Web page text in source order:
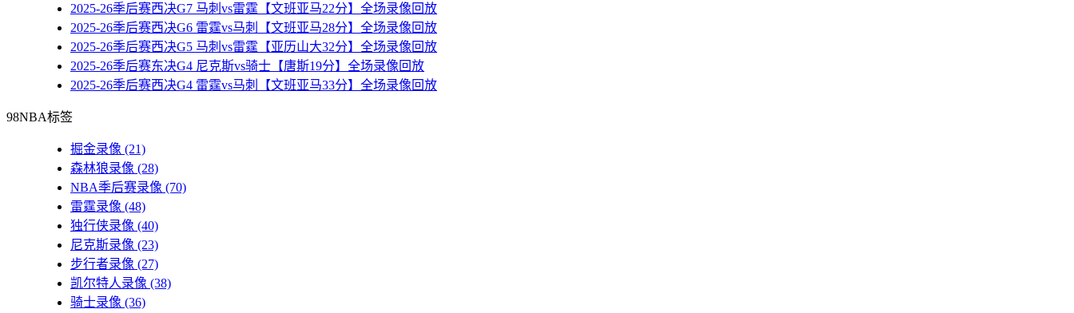
2025-26季后赛西决G7 马刺vs雷霆【文班亚马22分】全场录像回放
2025-26季后赛西决G6 雷霆vs马刺【文班亚马28分】全场录像回放
2025-26季后赛西决G5 马刺vs雷霆【亚历山大32分】全场录像回放
2025-26季后赛东决G4 尼克斯vs骑士【唐斯19分】全场录像回放
2025-26季后赛西决G4 雷霆vs马刺【文班亚马33分】全场录像回放
98NBA标签
掘金录像 (21)
森林狼录像 (28)
NBA季后赛录像 (70)
雷霆录像 (48)
独行侠录像 (40)
尼克斯录像 (23)
步行者录像 (27)
凯尔特人录像 (38)
骑士录像 (36)